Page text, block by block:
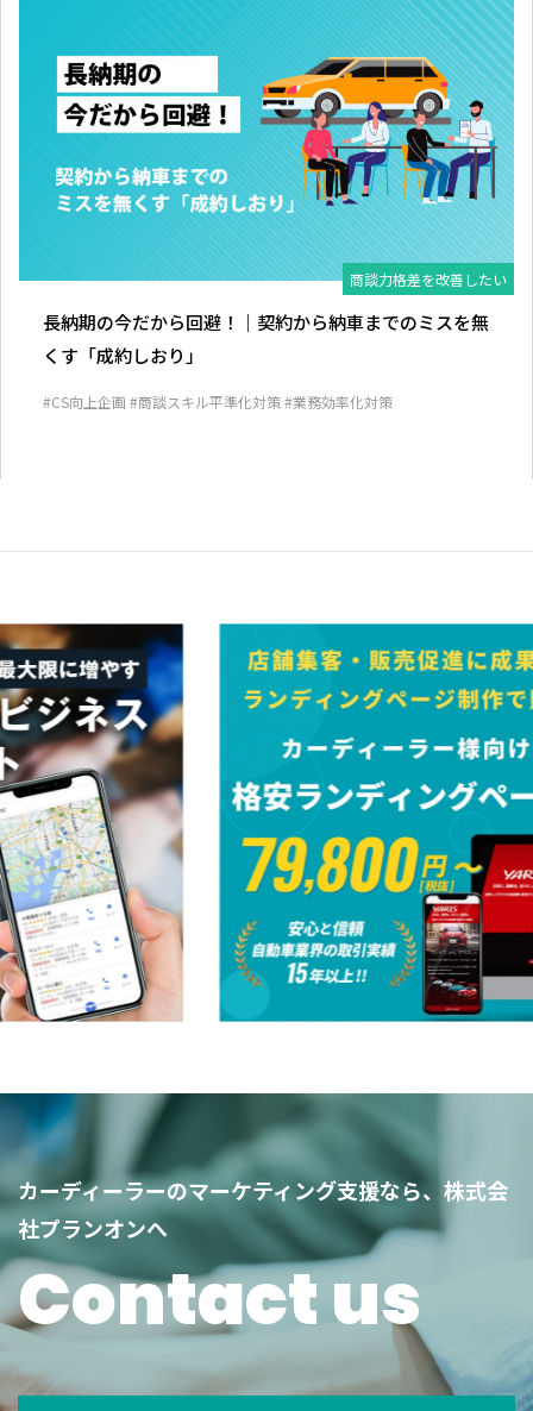
商談力格差を改善したい
長納期の今だから回避！｜契約から納車までのミスを無
くす「成約しおり」
#CS向上企画 #商談スキル平準化対策#業務効率化対策
カーディーラーのマーケティング支援なら、株式会
社プランオンへ
Contact us